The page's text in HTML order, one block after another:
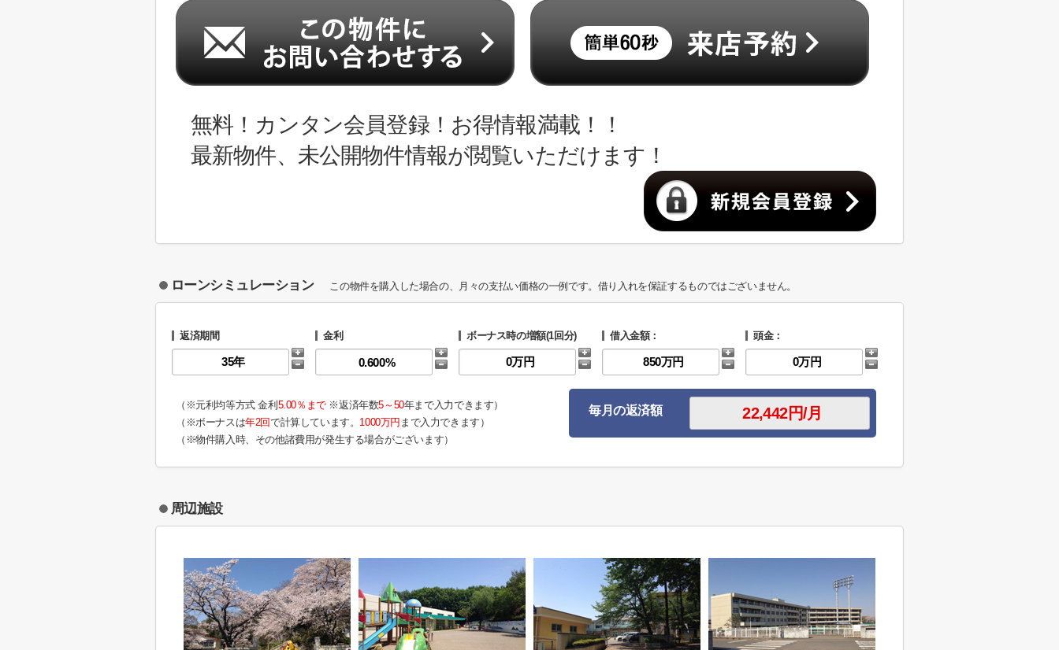
無料！カンタン会員登録！お得情報満載！！
最新物件、未公開物件情報が閲覧いただけます！
ローンシミュレーション この物件を購入した場合の、月々の支払い価格の一例です。借り入れを保証するものではございません。
返済期間 金利 ボーナス時の増額(1回分) 借入金額： 頭金：
（※元利均等方式 金利 5.00％まで※返済年数5～50年まで入力できます）
（※ボーナスは年2回で計算しています。 1000万円 まで入力できます）
（※物件購入時、その他諸費用が発生する場合がございます）
毎月の返済額
周辺施設